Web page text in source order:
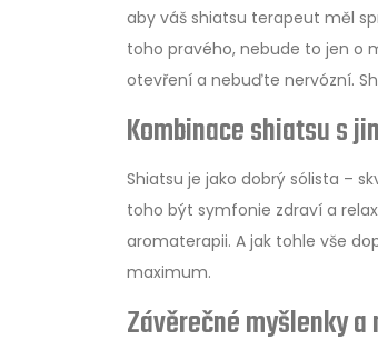
aby váš shiatsu terapeut měl
toho pravého, nebude to jen o
otevření a nebuďte nervózní.
Kombinace shiatsu s
Shiatsu je jako dobrý sólista –
toho být symfonie zdraví a
aromaterapii. A jak tohle vše
maximum.
Závěrečné myšlenky